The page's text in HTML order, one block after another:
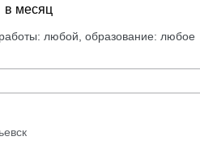
в месяц
любой, образование: любое